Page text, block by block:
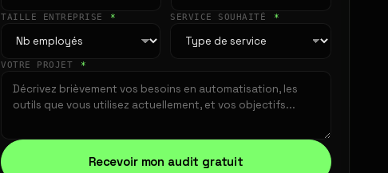
TAILLE ENTREPRISE * SERVICE SOUHAITÉ *
VOTRE PROJET *
Recevoir mon audit gratuit